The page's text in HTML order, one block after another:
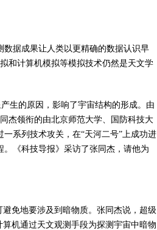
据成果让人类以更精确的数据认识早
和计算机模拟等模拟技术仍然是天文学
生的原因，影响了宇宙结构的形成。由
杰领衔的由北京师范大学、国防科技大
系列技术攻关，在“天河二号”上成功进
《科技导报》采访了张同杰，请他为
免地要涉及到暗物质。张同杰说，超级
机通过天文观测手段为探测宇宙中暗物